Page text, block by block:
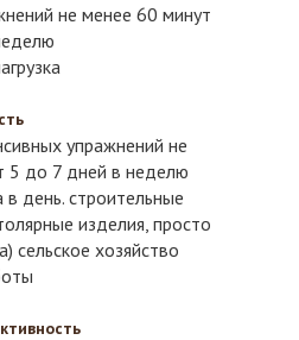
не менее 60 минут
упражнений не
5 до 7 дней в неделю
в день. строительные
изделия, просто
сельское хозяйство